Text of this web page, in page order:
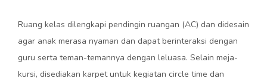
Ruang kelas dilengkapi pendingin ruangan (AC) dan didesain
agar anak merasa nyaman dan dapat berinteraksi dengan
guru serta teman-temannya dengan leluasa. Selain meja-
kursi, disediakan karpet untuk kegiatan circle time dan